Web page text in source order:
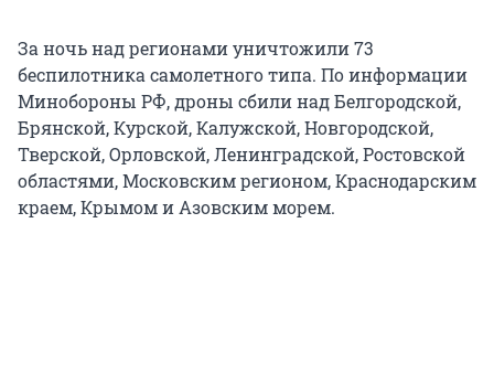
За ночь над регионами уничтожили 73
беспилотника самолетного типа. По информации
Минобороны РФ, дроны сбили над Белгородской,
Брянской, Курской, Калужской, Новгородской,
Тверской, Орловской, Ленинградской, Ростовской
областями, Московским регионом, Краснодарским
краем, Крымом и Азовским морем.